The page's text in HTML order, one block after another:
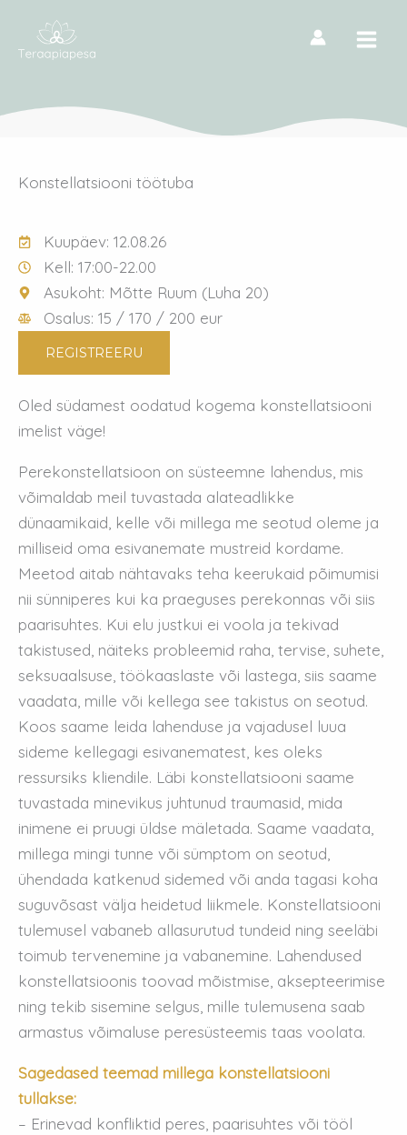
content
Konstellatsiooni töötuba
Kuupäev: 12.08.26
Kell: 17:00-22.00
Asukoht: Mõtte Ruum (Luha 20)
Osalus: 15 / 170 / 200 eur
REGISTREERU
Oled südamest oodatud kogema konstellatsiooni
imelist väge!
Perekonstellatsioon on süsteemne lahendus, mis
võimaldab meil tuvastada alateadlikke
dünaamikaid, kelle või millega me seotud oleme ja
milliseid oma esivanemate mustreid kordame.
Meetod aitab nähtavaks teha keerukaid põimumisi
nii sünniperes kui ka praeguses perekonnas või siis
paarisuhtes. Kui elu justkui ei voola ja tekivad
takistused, näiteks probleemid raha, tervise, suhete,
seksuaalsuse, töökaaslaste või lastega, siis saame
vaadata, mille või kellega see takistus on seotud.
Koos saame leida lahenduse ja vajadusel luua
sideme kellegagi esivanematest, kes oleks
ressursiks kliendile. Läbi konstellatsiooni saame
tuvastada minevikus juhtunud traumasid, mida
inimene ei pruugi üldse mäletada. Saame vaadata,
millega mingi tunne või sümptom on seotud,
ühendada katkenud sidemed või anda tagasi koha
suguvõsast välja heidetud liikmele. Konstellatsiooni
tulemusel vabaneb allasurutud tundeid ning seeläbi
toimub tervenemine ja vabanemine. Lahendused
konstellatsioonis toovad mõistmise, aksepteerimise
ning tekib sisemine selgus, mille tulemusena saab
armastus võimaluse peresüsteemis taas voolata.
Sagedased teemad millega konstellatsiooni
tullakse:
– Erinevad konfliktid peres, paarisuhtes või tööl